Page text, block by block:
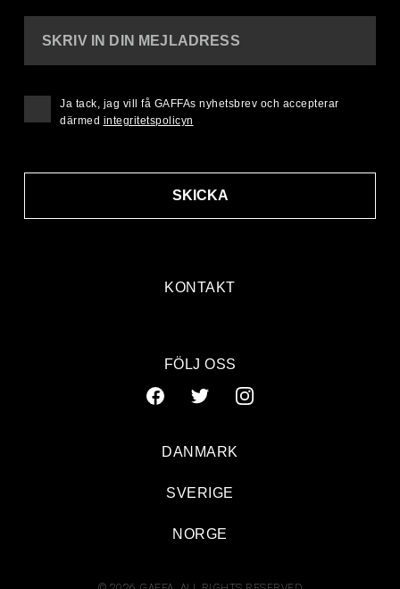
KONTAKT
SKRIV IN DIN MEJLADRESS
SKICKA
Ja tack, jag vill få GAFFAs nyhetsbrev och accepterar
därmed integritetspolicyn
FÖLJ OSS
DANMARK
SVERIGE
NORGE